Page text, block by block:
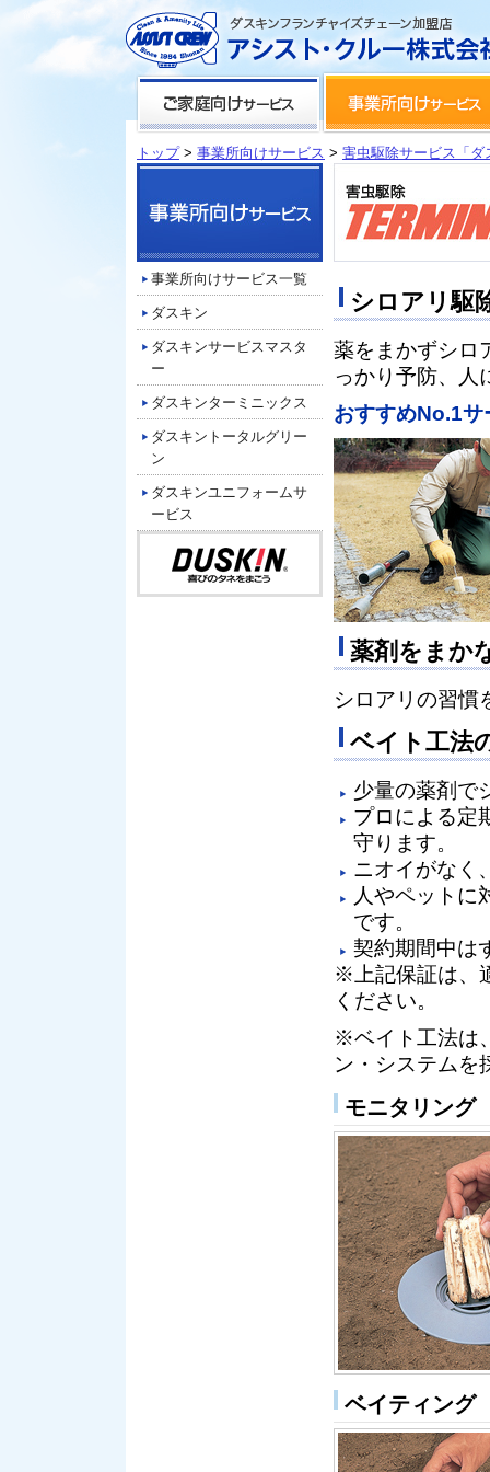
トップ> 事業所向けサービス > 害虫駆除サービス「
事業所向けサービス一覧
ダスキン
ダスキンサービスマスタ
ー
ダスキンターミニックス
ダスキントータルグリー
ン
ダスキンユニフォームサ
ービス
シロアリ駆
薬をまかずシロ
っかり予防、人
おすすめNo.1サ
薬剤をまか
シロアリの習慣
ベイト工法
少量の薬剤で
プロによる定
守ります。
ニオイがなく
人やペットに
です。
契約期間中は
※上記保証は、
ください。
※ベイト工法は
ン・システムを
モニタリング
ベイティング